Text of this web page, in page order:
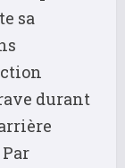
sa
durant